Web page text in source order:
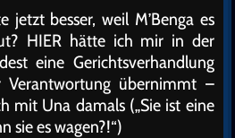
jetzt besser, weil M’Benga es
HIER hätte ich mir in der
eine Gerichtsverhandlung
übernimmt –
mit Una damals („Sie ist eine
sie es wagen?!“)